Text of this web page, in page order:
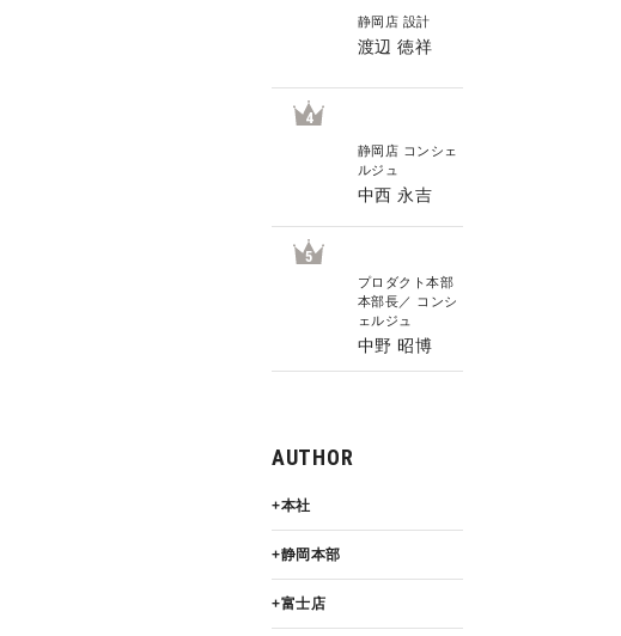
静岡店 設計
渡辺 徳祥
4
静岡店 コンシェ
ルジュ
中西 永吉
5
プロダクト本部
本部長／ コンシ
ェルジュ
中野 昭博
AUTHOR
本社
静岡本部
富士店